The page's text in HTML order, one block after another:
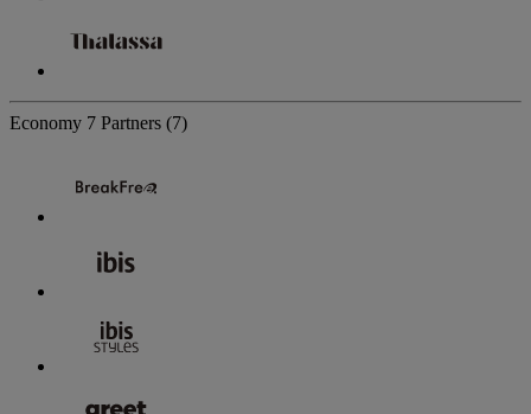
Economy 7 Partners (7)